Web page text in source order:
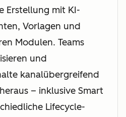
Erstellung mit KI-
Vorlagen und
Modulen. Teams
und
kanalübergreifend
– inklusive Smart
Lifecycle-